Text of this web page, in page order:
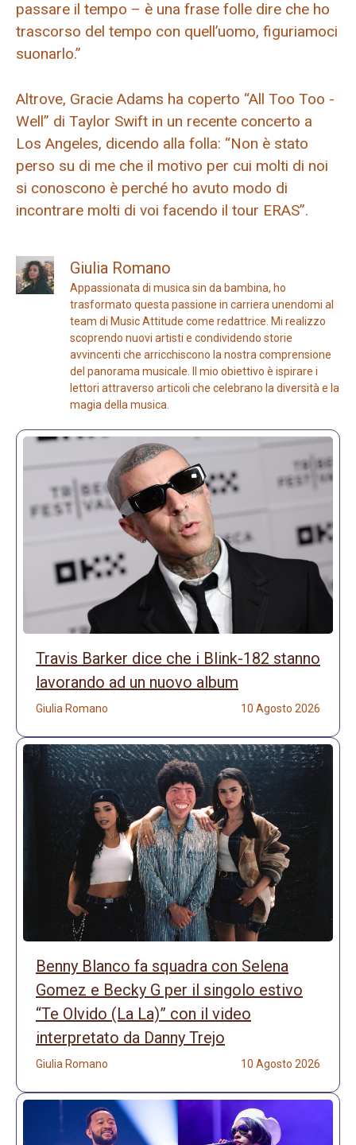
passare il tempo – è una frase folle dire che ho
trascorso del tempo con quell’uomo, figuriamoci
suonarlo.”
Altrove, Gracie Adams ha coperto “All Too Too -
Well” di Taylor Swift in un recente concerto a
Los Angeles, dicendo alla folla: “Non è stato
perso su di me che il motivo per cui molti di noi
si conoscono è perché ho avuto modo di
incontrare molti di voi facendo il tour ERAS”.
Giulia Romano
Appassionata di musica sin da bambina, ho
trasformato questa passione in carriera unendomi al
team di Music Attitude come redattrice. Mi realizzo
scoprendo nuovi artisti e condividendo storie
avvincenti che arricchiscono la nostra comprensione
del panorama musicale. Il mio obiettivo è ispirare i
lettori attraverso articoli che celebrano la diversità e la
magia della musica.
Travis Barker dice che i Blink-182 stanno
lavorando ad un nuovo album
Giulia Romano 10 Agosto 2026
Benny Blanco fa squadra con Selena
Gomez e Becky G per il singolo estivo
“Te Olvido (La La)” con il video
interpretato da Danny Trejo
Giulia Romano 10 Agosto 2026